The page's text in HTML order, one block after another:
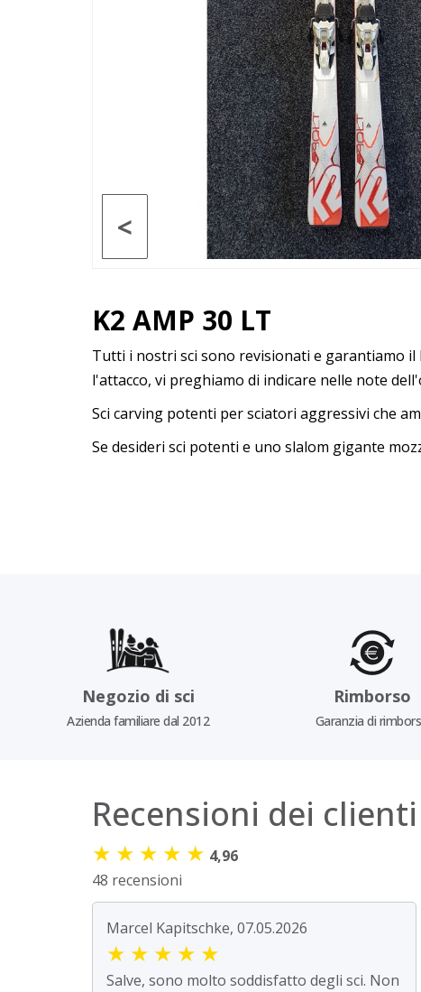
<
K2 AMP 30 LT
Tutti i nostri sci sono revisionati e garantiamo
l'attacco, vi preghiamo di indicare nelle note
Sci carving potenti per sciatori aggressivi che
Se desideri sci potenti e uno slalom gigante
Negozio di sci
Azienda familiare dal 2012
Rimborso
Garanzia di
Recensioni dei clienti
★ ★ ★ ★ ★ 4,96
48 recensioni
Marcel Kapitschke, 07.05.2026
★ ★ ★ ★ ★
Salve, sono molto soddisfatto degli sci. Non